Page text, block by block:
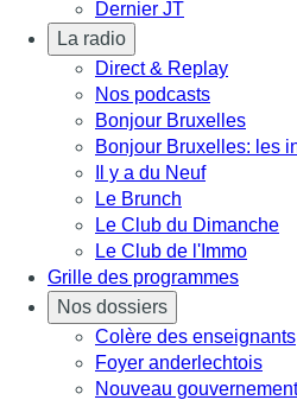
Dernier JT
La radio
Direct & Replay
Nos podcasts
Bonjour Bruxelles
Bonjour Bruxelles: les
Il y a du Neuf
Le Brunch
Le Club du Dimanche
Le Club de l'Immo
Grille des programmes
Nos dossiers
Colère des enseignants
Foyer anderlechtois
Nouveau